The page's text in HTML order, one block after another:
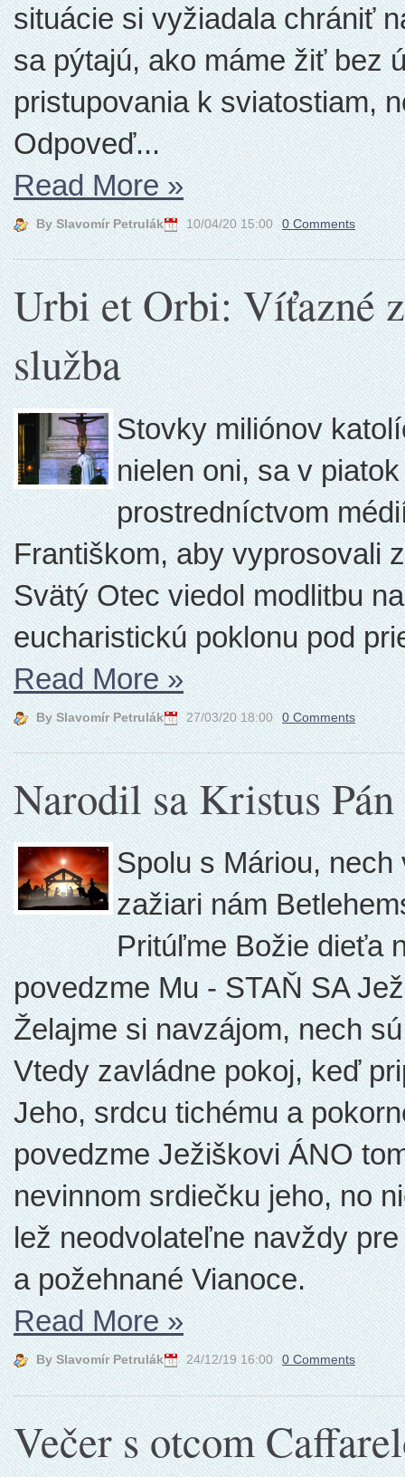
situácie si vyžiadala chrániť
sa pýtajú, ako máme žiť bez
pristupovania k sviatostiam,
Odpoveď...
Read More»
By Slavomír Petrulák 10/04/20 15:00 0 Comments
Urbi et Orbi: Víťazné
služba
Stovky miliónov
nielen oni, sa v
prostredníctvom
Františkom, aby vyprosovali
Svätý Otec viedol modlitbu
eucharistickú poklonu pod
Read More»
By Slavomír Petrulák 27/03/20 18:00 0 Comments
Narodil sa Kristus Pán
Spolu s Máriou,
zažiari nám
Pritúľme Božie dieťa
povedzme Mu - STAŇ SA
Želajme si navzájom, nech
Vtedy zavládne pokoj, keď
Jeho, srdcu tichému a
povedzme Ježiškovi ÁNO
nevinnom srdiečku jeho, no
lež neodvolateľne navždy
a požehnané Vianoce.
Read More»
By Slavomír Petrulák 24/12/19 16:00 0 Comments
Večer s otcom